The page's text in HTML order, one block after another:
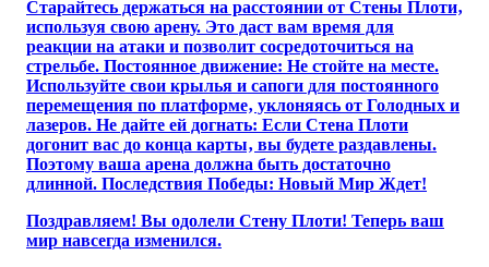
Старайтесь держаться на расстоянии от Стены Плоти‚
используя свою арену. Это даст вам время для
реакции на атаки и позволит сосредоточиться на
стрельбе. Постоянное движение: Не стойте на месте.
Используйте свои крылья и сапоги для постоянного
перемещения по платформе‚ уклоняясь от Голодных и
лазеров. Не дайте ей догнать: Если Стена Плоти
догонит вас до конца карты‚ вы будете раздавлены.
Поэтому ваша арена должна быть достаточно
длинной. Последствия Победы: Новый Мир Ждет!
Поздравляем! Вы одолели Стену Плоти! Теперь ваш
мир навсегда изменился.